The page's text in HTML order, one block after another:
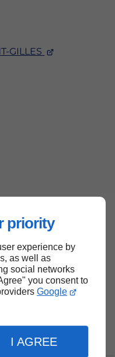
priority
experience by
as well as
social networks
you consent to
Google
I AGREE
GILLES